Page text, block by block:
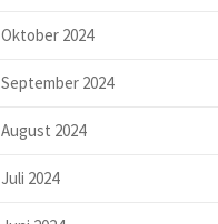
Oktober 2024
September 2024
August 2024
Juli 2024